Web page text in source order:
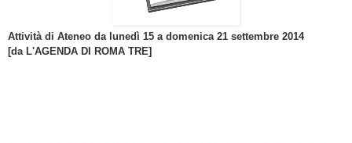
Attività di Ateneo da lunedì 15 a domenica 21 settembre 2014
[da L'AGENDA DI ROMA TRE]